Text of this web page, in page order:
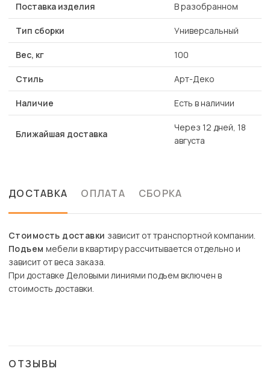
Поставка изделия В разобранном
Тип сборки Универсальный
Вес, кг 100
Стиль Арт-Деко
Наличие Есть в наличии
Ближайшая доставка
Через 12 дней, 18
августа
ДОСТАВКА ОПЛАТА СБОРКА
Стоимость доставки зависит от транспортной компании.
Подъем мебели в квартиру рассчитывается отдельно и
зависит от веса заказа.
При доставке Деловыми линиями подъем включен в
стоимость доставки.
ОТЗЫВЫ